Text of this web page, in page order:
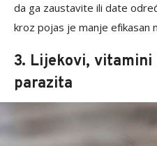
da ga zaustavite ili date
kroz pojas je manje efikasan
3. Lijekovi,
parazita